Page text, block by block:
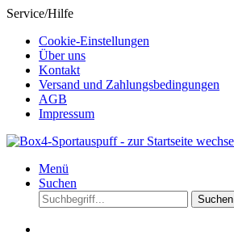
Service/Hilfe
Cookie-Einstellungen
Über uns
Kontakt
Versand und Zahlungsbedingungen
AGB
Impressum
Menü
Suchen
Suchen